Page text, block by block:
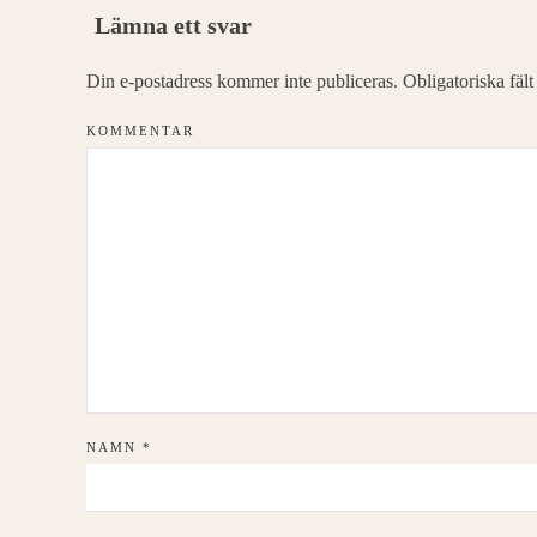
Lämna ett svar
Din e-postadress kommer inte publiceras. Obligatoriska fält
KOMMENTAR
NAMN *